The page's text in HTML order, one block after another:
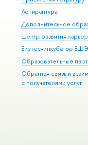
Аспирантура
Дополнительное
Центр развития
Бизнес-инкубатор
Образовательные
Обратная связь и
с получателями услуг